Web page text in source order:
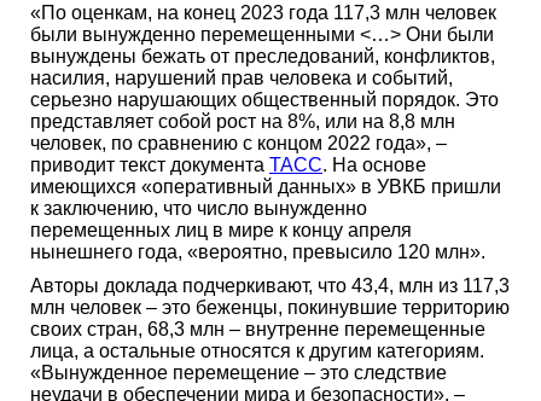
«По оценкам, на конец 2023 года 117,3 млн человек
были вынужденно перемещенными <…> Они были
вынуждены бежать от преследований, конфликтов,
насилия, нарушений прав человека и событий,
серьезно нарушающих общественный порядок. Это
представляет собой рост на 8%, или на 8,8 млн
человек, по сравнению с концом 2022 года», –
приводит текст документа ТАСС. На основе
имеющихся «оперативный данных» в УВКБ пришли
к заключению, что число вынужденно
перемещенных лиц в мире к концу апреля
нынешнего года, «вероятно, превысило 120 млн».
Авторы доклада подчеркивают, что 43,4, млн из 117,3
млн человек – это беженцы, покинувшие территорию
своих стран, 68,3 млн – внутренне перемещенные
лица, а остальные относятся к другим категориям.
«Вынужденное перемещение – это следствие
неудачи в обеспечении мира и безопасности», –